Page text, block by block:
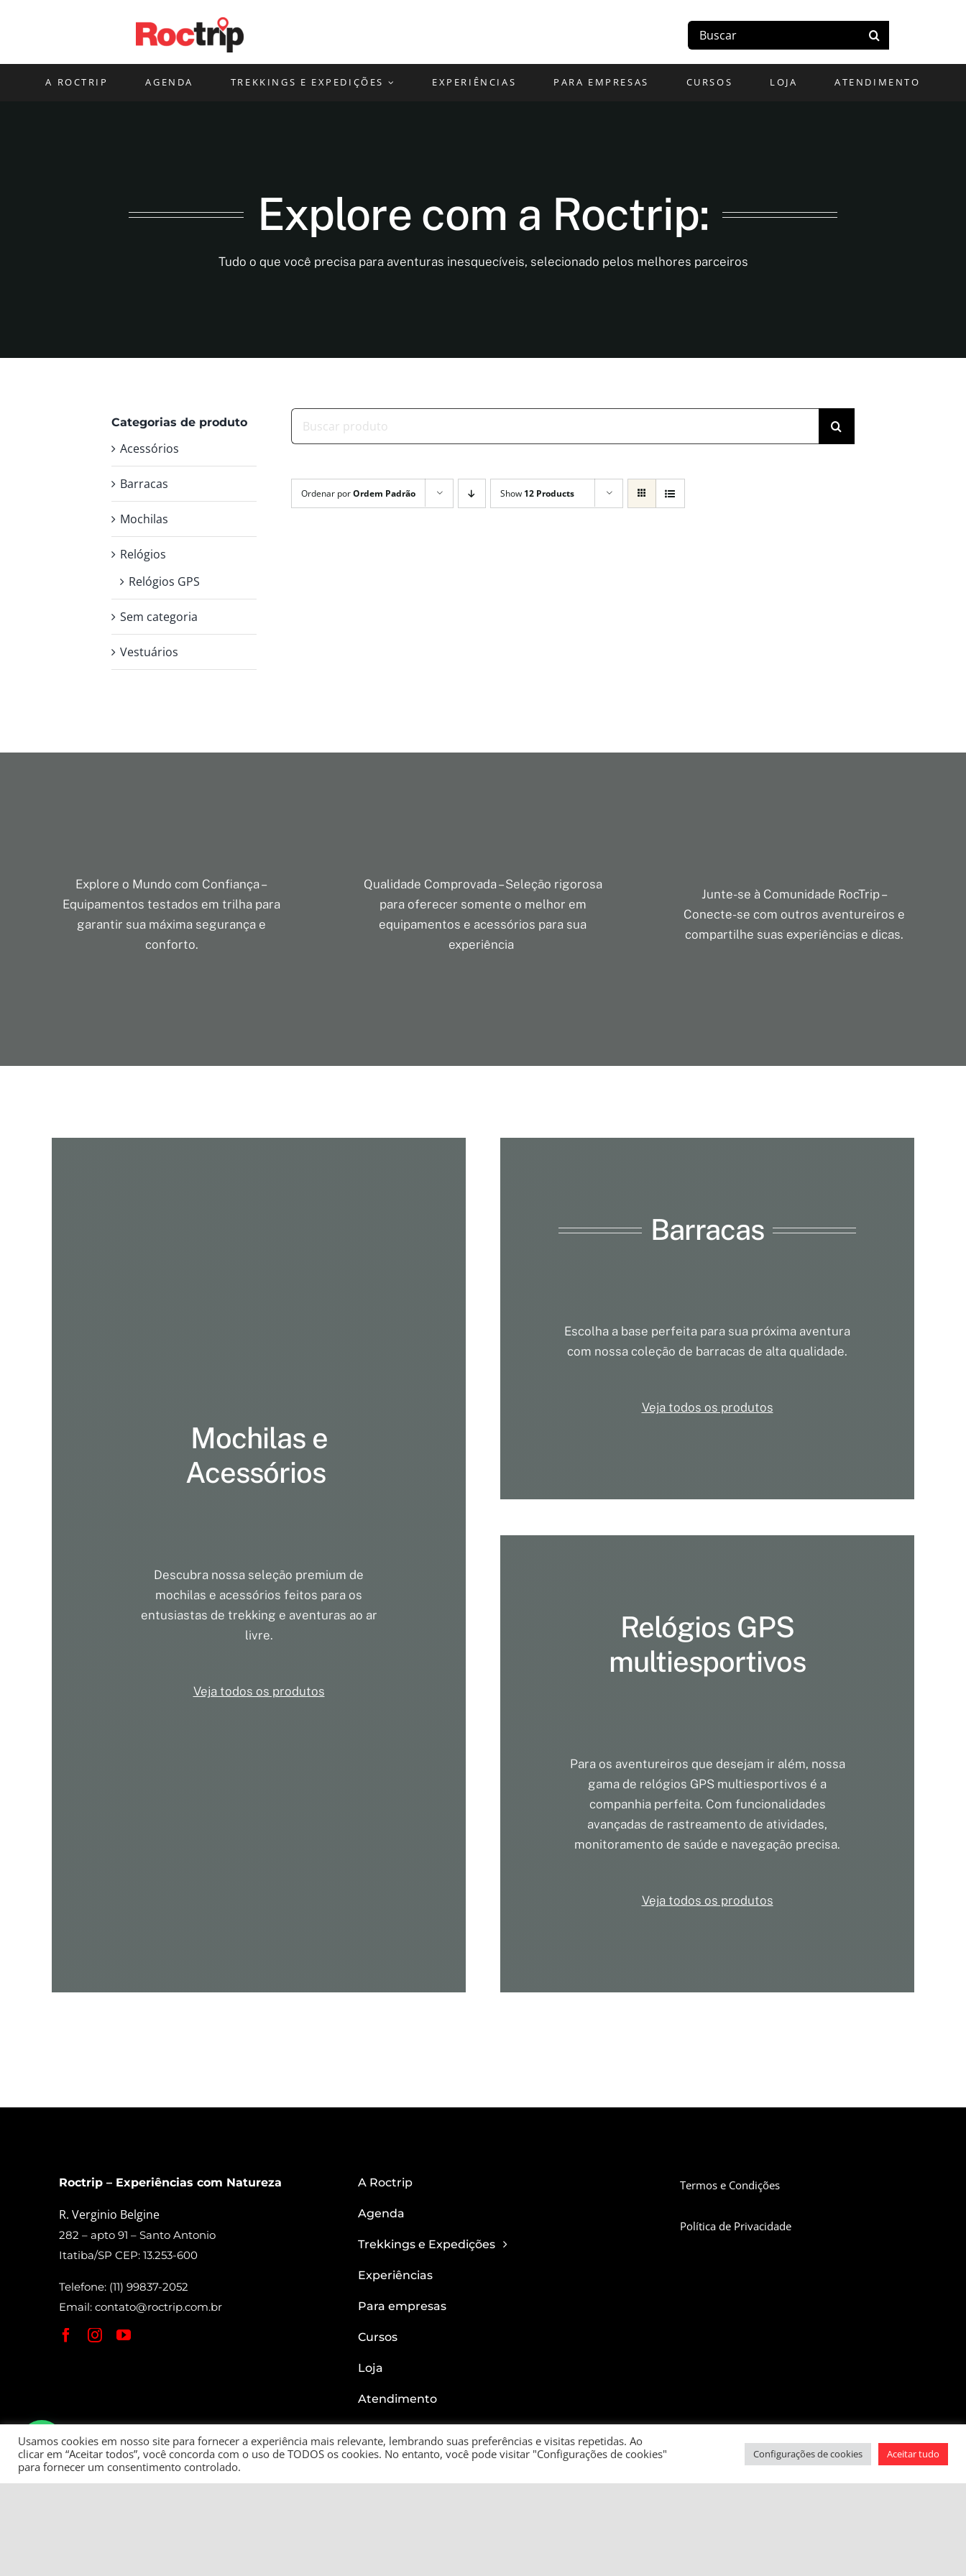
Buscar
resultados
A ROCTRIP AGENDA TREKKINGS E EXPEDIÇÕES EXPERIÊNCIAS PARA EMPRESAS CURSOS LOJA ATENDIMENTO
Explore com a Roctrip:
Tudo o que você precisa para aventuras inesquecíveis, selecionado pelos melhores parceiros
Categorias de produto
Acessórios
Barracas
Mochilas
Relógios
Relógios GPS
Sem categoria
Vestuários
resultados
Ordenar porOrdem Padrão Show 12 Products
Explore o Mundo com Confiança –
Equipamentos testados em trilha para
garantir sua máxima segurança e
conforto.
Qualidade Comprovada – Seleção rigorosa
para oferecer somente o melhor em
equipamentos e acessórios para sua
experiência
Junte-se à Comunidade RocTrip –
Conecte-se com outros aventureiros e
compartilhe suas experiências e dicas.
Mochilas e
Acessórios
Descubra nossa seleção premium de
mochilas e acessórios feitos para os
entusiastas de trekking e aventuras ao ar
livre.
Veja todos os produtos
Barracas
Escolha a base perfeita para sua próxima aventura
com nossa coleção de barracas de alta qualidade.
Veja todos os produtos
Relógios GPS
multiesportivos
Para os aventureiros que desejam ir além, nossa
gama de relógios GPS multiesportivos é a
companhia perfeita. Com funcionalidades
avançadas de rastreamento de atividades,
monitoramento de saúde e navegação precisa.
Veja todos os produtos
Roctrip – Experiências com Natureza
R. Verginio Belgine
282 – apto 91 – Santo Antonio
Itatiba/SP CEP: 13.253-600
Telefone: (11) 99837-2052
Email: contato@roctrip.com.br
A Roctrip
Agenda
Trekkings e Expedições
Experiências
Para empresas
Cursos
Loja
Atendimento
Termos e Condições
Política de Privacidade
Usamos cookies em nosso site para fornecer a experiência mais relevante, lembrando suas preferências e visitas repetidas. Ao
clicar em “Aceitar todos”, você concorda com o uso de TODOS os cookies. No entanto, você pode visitar "Configurações de cookies"
para fornecer um consentimento controlado.
Configurações de cookies Aceitar tudo